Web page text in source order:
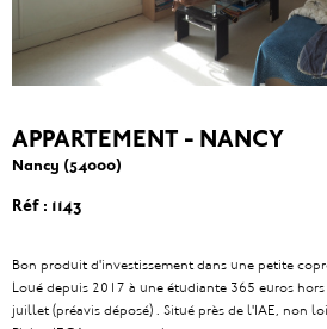
APPARTEMENT - NANCY
Nancy (54000)
Réf : 1143
Bon produit d'investissement dans une petite
Loué depuis 2017 à une étudiante 365 euros
juillet (préavis déposé) . Situé près de l'IAE, non